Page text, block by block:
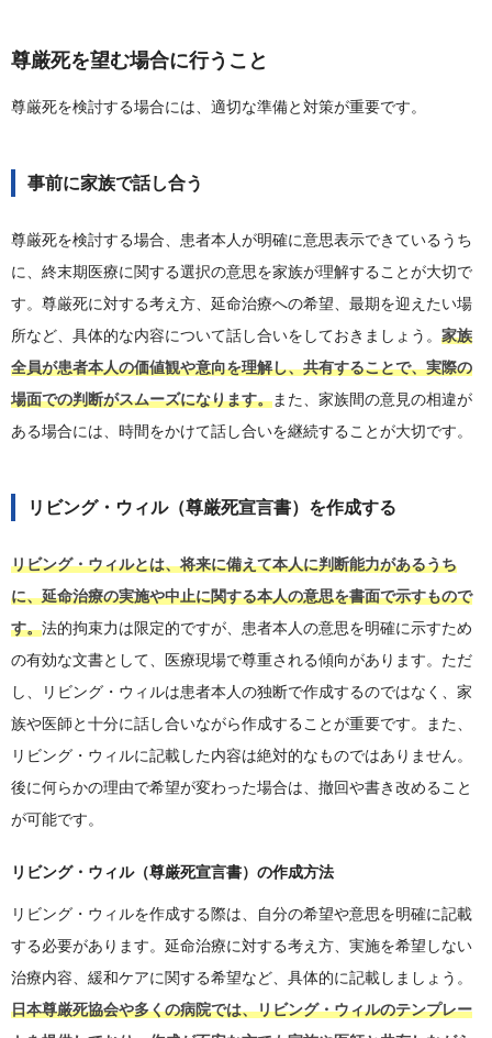
尊厳死を望む場合に行うこと
尊厳死を検討する場合には、適切な準備と対策が重要です。
事前に家族で話し合う
尊厳死を検討する場合、患者本人が明確に意思表示できているうち
に、終末期医療に関する選択の意思を家族が理解することが大切で
す。尊厳死に対する考え方、延命治療への希望、最期を迎えたい場
所など、具体的な内容について話し合いをしておきましょう。 家族
全員が患者本人の価値観や意向を理解し、共有することで、実際の
場面での判断がスムーズになります。また、家族間の意見の相違が
ある場合には、時間をかけて話し合いを継続することが大切です。
リビング・ウィル（尊厳死宣言書）を作成する
リビング・ウィルとは、将来に備えて本人に判断能力があるうち
に、延命治療の実施や中止に関する本人の意思を書面で示すもので
す。法的拘束力は限定的ですが、患者本人の意思を明確に示すため
の有効な文書として、医療現場で尊重される傾向があります。ただ
し、リビング・ウィルは患者本人の独断で作成するのではなく、家
族や医師と十分に話し合いながら作成することが重要です。また、
リビング・ウィルに記載した内容は絶対的なものではありません。
後に何らかの理由で希望が変わった場合は、撤回や書き改めること
が可能です。
リビング・ウィル（尊厳死宣言書）の作成方法
リビング・ウィルを作成する際は、自分の希望や意思を明確に記載
する必要があります。延命治療に対する考え方、実施を希望しない
治療内容、緩和ケアに関する希望など、具体的に記載しましょう。
日本尊厳死協会や多くの病院では、リビング・ウィルのテンプレー